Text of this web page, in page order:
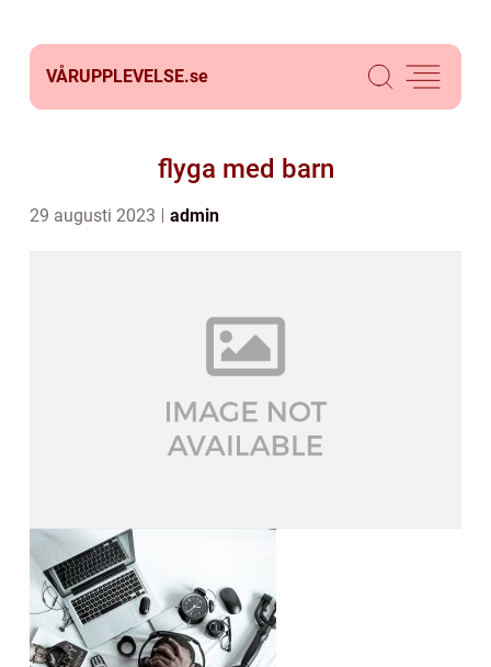
VÅRUPPLEVELSE.se
flyga med barn
29 augusti 2023 admin